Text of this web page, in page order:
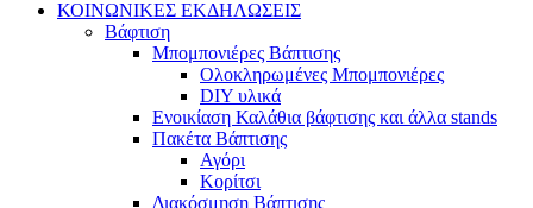
ΚΟΙΝΩΝΙΚΕΣ ΕΚΔΗΛΩΣΕΙΣ
Βάφτιση
Μπομπονιέρες Βάπτισης
Ολοκληρωμένες Μπομπονιέρες
DIY υλικά
Ενοικίαση Καλάθια βάφτισης και άλλα stands
Πακέτα Βάπτισης
Αγόρι
Κορίτσι
Διακόσμηση Βάπτισης